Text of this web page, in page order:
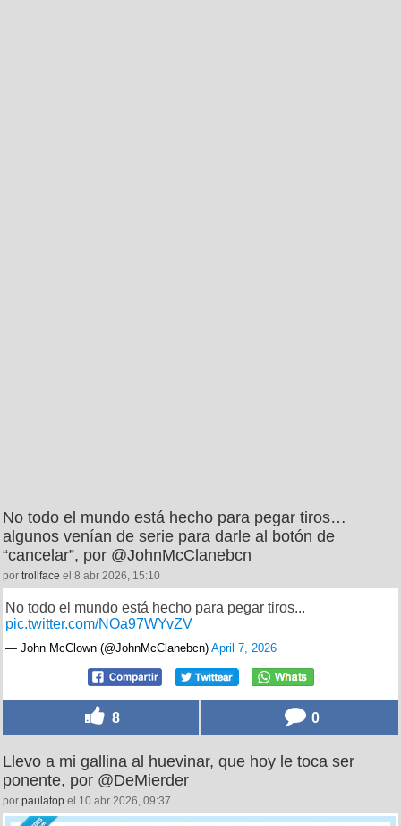
No todo el mundo está hecho para pegar tiros…
algunos venían de serie para darle al botón de
“cancelar”, por @JohnMcClanebcn
por trollface el 8 abr 2026, 15:10
No todo el mundo está hecho para pegar tiros...
pic.twitter.com/NOa97WYvZV
— John McClown (@JohnMcClanebcn) April 7, 2026
8 0
Llevo a mi gallina al huevinar, que hoy le toca ser
ponente, por @DeMierder
por paulatop el 10 abr 2026, 09:37